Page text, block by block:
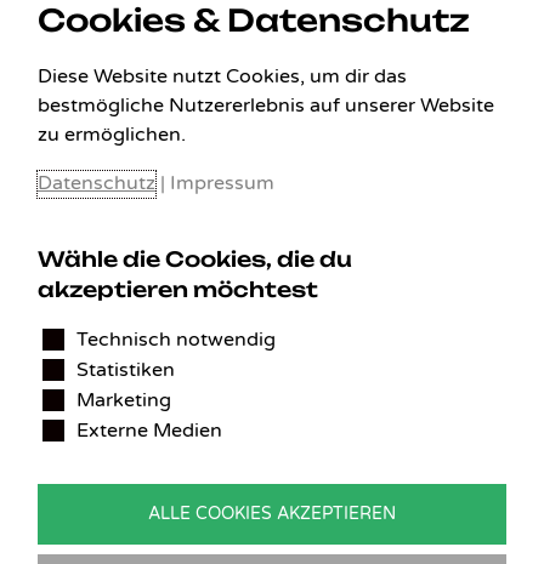
KONTAKT
Benedikt Stelzner
Autopflege Stelzner
Kohlgraben 2b
Deutschland
Tel.:09746-9308051
Cookies & Datenschutz
Diese Website nutzt Cookies, um dir das
bestmögliche Nutzererlebnis auf unserer Website
zu ermöglichen.
Datenschutz | Impressum
Wähle die Cookies, die du
akzeptieren möchtest
Technisch notwendig
Statistiken
Marketing
Externe Medien
ALLE COOKIES AKZEPTIEREN